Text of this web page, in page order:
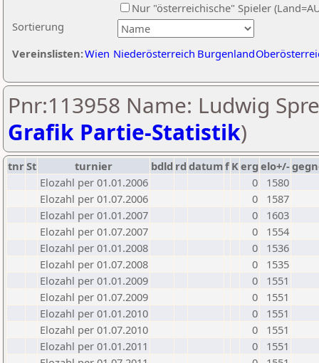
Sortierung
Nur "österreichische" Spieler
Vereinslisten:Wien Niederösterreich Burgenland
Pnr:113958 Name: Ludwig
Grafik Partie-Statistik)
tnrSt turnier bdld rd datumf Kerg elo+/-
Elozahl per 01.01.2006
0
1580
Elozahl per 01.07.2006
0
1587
Elozahl per 01.01.2007
0
1603
Elozahl per 01.07.2007
0
1554
Elozahl per 01.01.2008
0
1536
Elozahl per 01.07.2008
0
1535
Elozahl per 01.01.2009
0
1551
Elozahl per 01.07.2009
0
1551
Elozahl per 01.01.2010
0
1551
Elozahl per 01.07.2010
0
1551
Elozahl per 01.01.2011
0
1551